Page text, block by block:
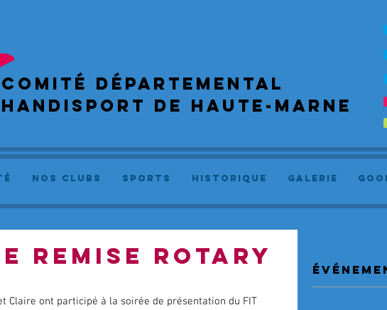
COMIté départemental
handisport de haute-marne
NOS CLUBS SPORTS Historique GALERIE
REMISE ROTARY
Claire ont participé à la soirée de présentation du FIT